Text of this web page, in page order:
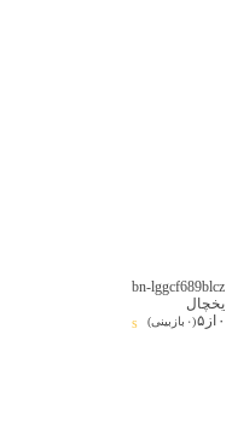
bn-lggcf689blcz
یخچال
۰ از ۵
(۰ بازبینی)